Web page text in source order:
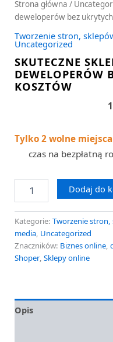
Strona główna /
deweloperów bez
Tworzenie stron,
Uncategorized
SKUTECZNE
DEWELOPERÓW
KOSZTÓW
Tylko 2 wolne
czas na bezpłatną
Dodaj do
Kategorie: Tworzenie
media, Uncategorized
Znaczników: Biznes online,
Shoper, Sklepy online
Opis